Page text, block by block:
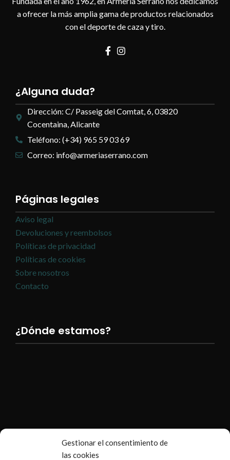
Gestionar el consentimiento de
las cookies
a ofrecer la más amplia gama de productos relacionados
con el deporte de caza y tiro.
¿Alguna duda?
Dirección: C/ Passeig del Comtat, 6, 03820
Cocentaina, Alicante
Teléfono: (+34) 965 59 03 69
Correo: info@armeriaserrano.com
Páginas legales
Aviso legal
Devoluciones y reembolsos
Políticas de privacidad
Políticas de cookies
Sobre nosotros
Contacto
¿Dónde estamos?